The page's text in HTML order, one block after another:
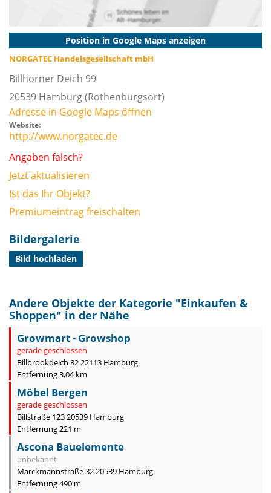
Position in Google Maps anzeigen
NORGATEC Handelsgesellschaft mbH
Billhorner Deich 99
20539 Hamburg(Rothenburgsort)
Adresse in Google Maps öffnen
Website:
http://www.norgatec.de
Angaben falsch?
Jetzt aktualisieren
Ist das Ihr Objekt?
Premiumeintrag freischalten
Bildergalerie
Bild hochladen
Andere Objekte der Kategorie "Einkaufen &
Shoppen" in der Nähe
Growmart - Growshop
gerade geschlossen
Billbrookdeich 82 22113 Hamburg
Entfernung 3,04 km
Möbel Bergen
gerade geschlossen
Billstraße 123 20539 Hamburg
Entfernung 221 m
Ascona Bauelemente
unbekannt
Marckmannstraße 32 20539 Hamburg
Entfernung 490 m